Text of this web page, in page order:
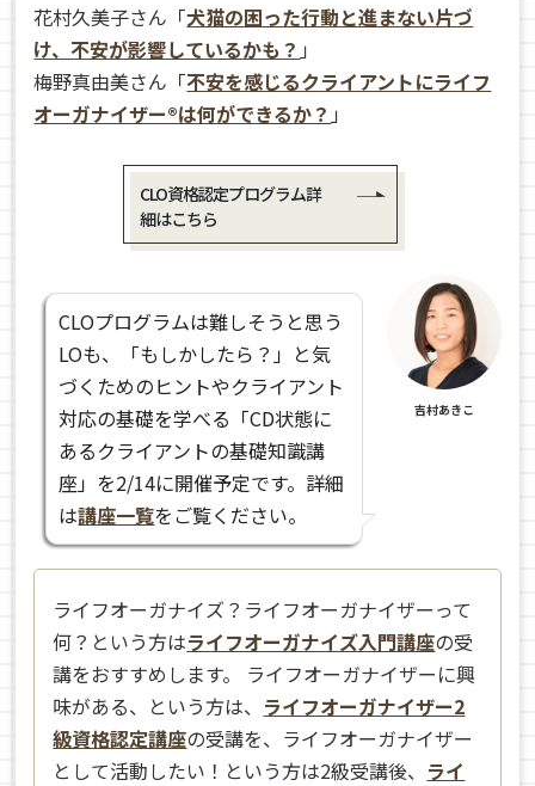
花村久美子さん「犬猫の困った行動と進まない片づ
け、不安が影響しているかも？ 」
梅野真由美さん「不安を感じるクライアントにライフ
オーガナイザー®は何ができるか？ 」
CLO資格認定プログラム詳
細はこちら
CLOプログラムは難しそうと思う
LOも、「もしかしたら？」と気
づくためのヒントやクライアント
対応の基礎を学べる「CD状態に
あるクライアントの基礎知識講
座」を2/14に開催予定です。詳細
は講座一覧をご覧ください。
吉村あきこ
ライフオーガナイズ？ライフオーガナイザーって
何？という方はライフオーガナイズ入門講座の受
講をおすすめします。 ライフオーガナイザーに興
味がある、という方は、 ライフオーガナイザー2
級資格認定講座の受講を、ライフオーガナイザー
として活動したい！という方は2級受講後、 ライ